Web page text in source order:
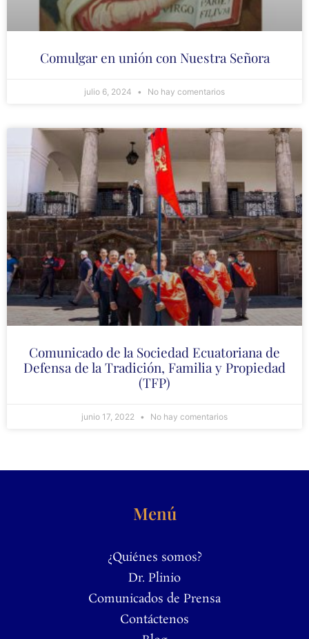
Comulgar en unión con Nuestra Señora
julio 6, 2024 No hay comentarios
Comunicado de la Sociedad Ecuatoriana de
Defensa de la Tradición, Familia y Propiedad
(TFP)
junio 17, 2022 No hay comentarios
Menú
¿Quiénes somos?
Dr. Plinio
Comunicados de Prensa
Contáctenos